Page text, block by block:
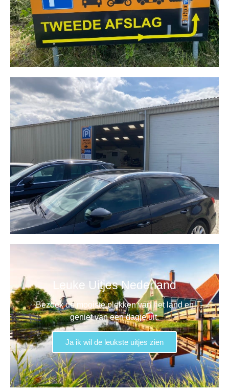
Leuke Uitjes Nederland
Bezoek de mooiste plekken van het land en
geniet van een dagje uit.
Ja ik wil de leukste uitjes zien